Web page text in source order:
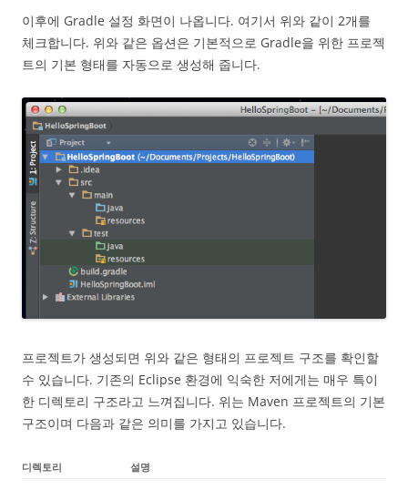
이후에 Gradle 설정 화면이 나옵니다. 여기서 위와 같이 2개를
체크합니다. 위와 같은 옵션은 기본적으로 Gradle을 위한 프로젝
트의 기본 형태를 자동으로 생성해 줍니다.
프로젝트가 생성되면 위와 같은 형태의 프로젝트 구조를 확인할
수 있습니다. 기존의 Eclipse 환경에 익숙한 저에게는 매우 특이
한 디렉토리 구조라고 느껴집니다. 위는 Maven 프로젝트의 기본
구조이며 다음과 같은 의미를 가지고 있습니다.
디렉토리 설명